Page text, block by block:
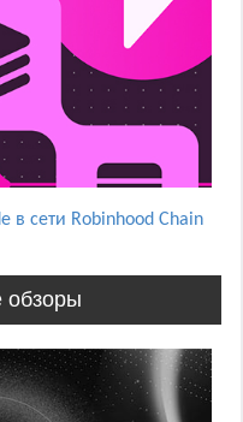
в сети Robinhood Chain
обзоры